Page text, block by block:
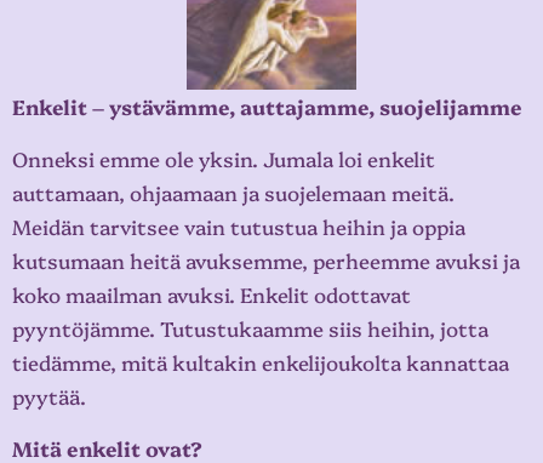
Enkelit – ystävämme, auttajamme, suojelijamme
Onneksi emme ole yksin. Jumala loi enkelit
auttamaan, ohjaamaan ja suojelemaan meitä.
Meidän tarvitsee vain tutustua heihin ja oppia
kutsumaan heitä avuksemme, perheemme avuksi ja
koko maailman avuksi. Enkelit odottavat
pyyntöjämme. Tutustukaamme siis heihin, jotta
tiedämme, mitä kultakin enkelijoukolta kannattaa
pyytää.
Mitä enkelit ovat?